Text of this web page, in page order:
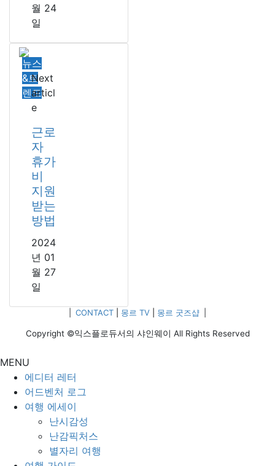
월 24
일
뉴스
&트
렌드
Next
articl
e
근로
자
휴가
비
지원
받는
방법
2024
년 01
월 27
일
CONTACT 몽르 TV 몽르 굿즈샵
Copyright ©익스플로듀서의 샤인웨이 All Rights Reserved
MENU
에디터 레터
어드벤처 로그
여행 에세이
난시감성
난감픽처스
별자리 여행